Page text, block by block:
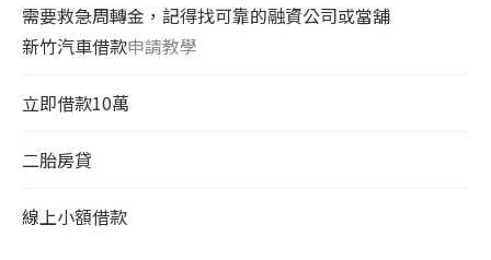
需要救急周轉金，記得找可靠的融資公司或當舖
新竹汽車借款申請教學
立即借款10萬
二胎房貸
線上小額借款